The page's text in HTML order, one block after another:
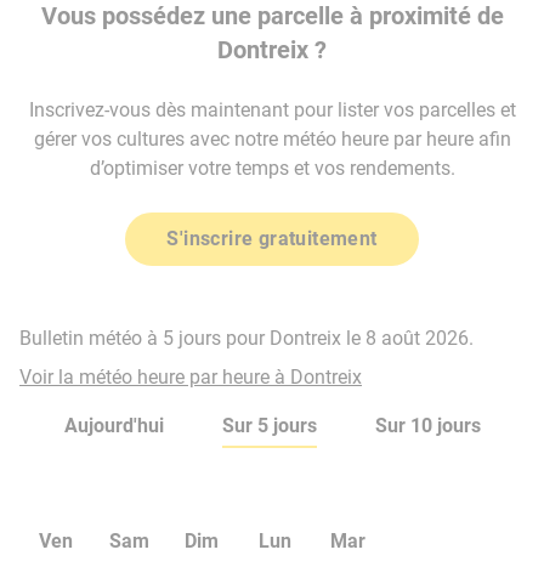
Vous possédez une parcelle à proximité de
Dontreix ?
Inscrivez-vous dès maintenant pour lister vos parcelles et
gérer vos cultures avec notre météo heure par heure afin
d’optimiser votre temps et vos rendements.
S'inscrire gratuitement
Bulletin météo à 5 jours pour Dontreix le 8 août 2026.
Voir la météo heure par heure à Dontreix
Aujourd'hui Sur 5 jours Sur 10 jours
Ven Sam Dim Lun Mar